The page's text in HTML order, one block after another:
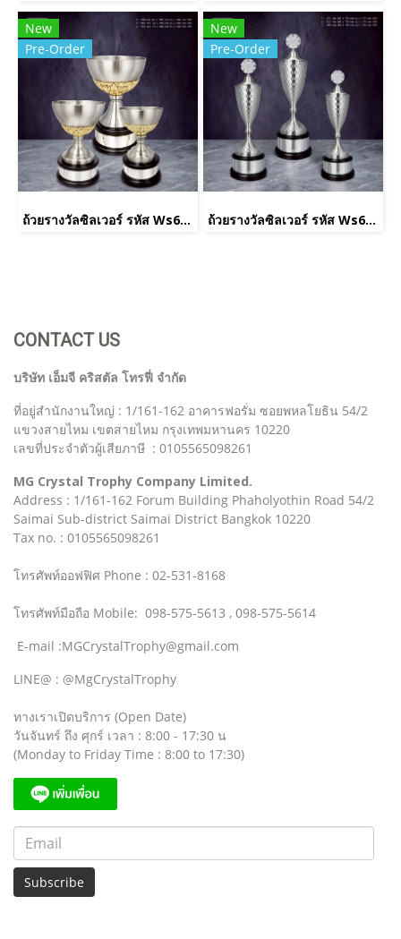
New
Pre-Order
ถ้วยรางวัลซิลเวอร์ รหัส Ws6223
New
Pre-Order
ถ้วยรางวัลซิลเวอร์ รหัส Ws6225
CONTACT US
บริษัท เอ็มจี คริสตัล โทรฟี่ จำกัด
ที่อยู่สำนักงานใหญ่ : 1/161-162 อาคารฟอรั่ม ซอยพหลโยธิน 54/2
แขวงสายไหม เขตสายไหม กรุงเทพมหานคร 10220
เลขที่ประจำตัวผู้เสียภาษี : 0105565098261
MG Crystal Trophy Company Limited.
Address : 1/161-162 Forum Building Phaholyothin Road 54/2
Saimai Sub-district Saimai District Bangkok 10220
Tax no. : 0105565098261
โทรศัพท์ออฟฟิศ Phone : 02-531-8168
โทรศัพท์มือถือ Mobile: 098-575-5613 , 098-575-5614
E-mail :MGCrystalTrophy@gmail.com
LINE@ : @MgCrystalTrophy
ทางเราเปิดบริการ (Open Date)
วันจันทร์ ถึง ศุกร์ เวลา : 8:00 - 17:30 น
(Monday to Friday Time : 8:00 to 17:30)
Subscribe